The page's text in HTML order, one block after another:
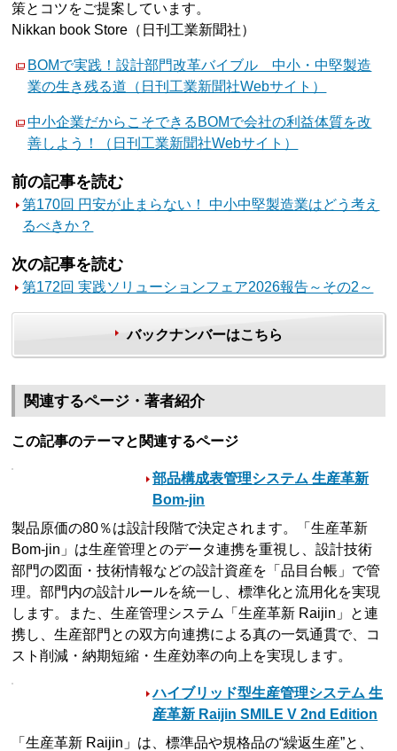
策とコツをご提案しています。
Nikkan book Store（日刊工業新聞社）
BOMで実践！設計部門改革バイブル 中小・中堅製造
業の生き残る道（日刊工業新聞社Webサイト）
中小企業だからこそできるBOMで会社の利益体質を改
善しよう！（日刊工業新聞社Webサイト）
前の記事を読む
第170回 円安が止まらない！ 中小中堅製造業はどう考え
るべきか？
次の記事を読む
第172回 実践ソリューションフェア2026報告～その2～
バックナンバーはこちら
関連するページ・著者紹介
この記事のテーマと関連するページ
部品構成表管理システム 生産革新
Bom-jin
製品原価の80％は設計段階で決定されます。「生産革新
Bom-jin」は生産管理とのデータ連携を重視し、設計技術
部門の図面・技術情報などの設計資産を「品目台帳」で管
理。部門内の設計ルールを統一し、標準化と流用化を実現
します。また、生産管理システム「生産革新 Raijin」と連
携し、生産部門との双方向連携による真の一気通貫で、コ
スト削減・納期短縮・生産効率の向上を実現します。
ハイブリッド型生産管理システム 生
産革新 Raijin SMILE V 2nd Edition
「生産革新 Raijin」は、標準品や規格品の“繰返生産”と、